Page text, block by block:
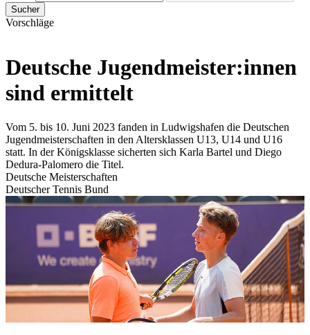
Sucher
Vorschläge
Deutsche Jugendmeister:innen
sind ermittelt
Vom 5. bis 10. Juni 2023 fanden in Ludwigshafen die Deutschen
Jugendmeisterschaften in den Altersklassen U13, U14 und U16
statt. In der Königsklasse sicherten sich Karla Bartel und Diego
Dedura-Palomero die Titel.
Deutsche Meisterschaften
Deutscher Tennis Bund